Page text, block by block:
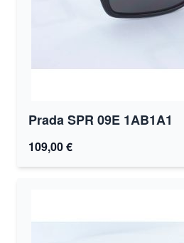
Prada SPR 09E 1AB1A1
109,00 €